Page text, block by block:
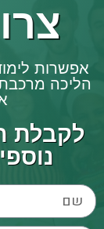
הליכה מרכבת
לקבלת